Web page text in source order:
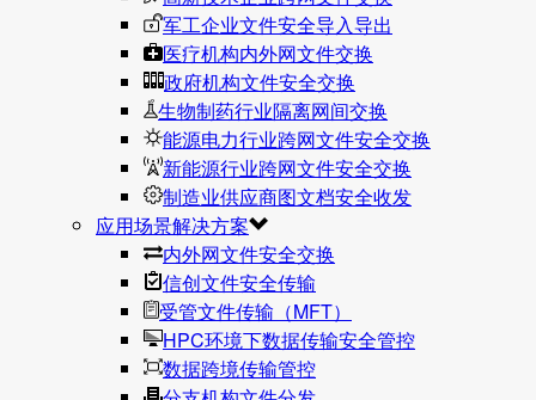
军工企业文件安全导入导出
医疗机构内外网文件交换
政府机构文件安全交换
生物制药行业隔离网间交换
能源电力行业跨网文件安全交换
新能源行业跨网文件安全交换
制造业供应商图文档安全收发
应用场景解决方案
内外网文件安全交换
信创文件安全传输
受管文件传输（MFT）
HPC环境下数据传输安全管控
数据跨境传输管控